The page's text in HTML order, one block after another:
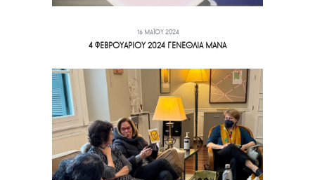
16 ΜΑΪ́ΟΥ 2024
4 ΦΕΒΡΟΥΑΡΙΟΥ 2024 ΓΕΝΕΘΛΙΑ ΜΑΝΑ